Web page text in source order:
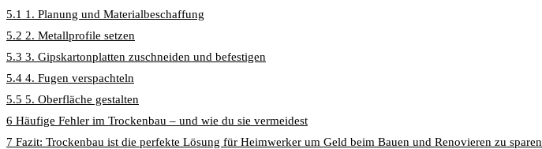
5.1 1. Planung und Materialbeschaffung
5.2 2. Metallprofile setzen
5.3 3. Gipskartonplatten zuschneiden und befestigen
5.4 4. Fugen verspachteln
5.5 5. Oberfläche gestalten
6 Häufige Fehler im Trockenbau – und wie du sie vermeidest
7 Fazit: Trockenbau ist die perfekte Lösung für Heimwerker um Geld beim Bauen und Renovieren zu sparen